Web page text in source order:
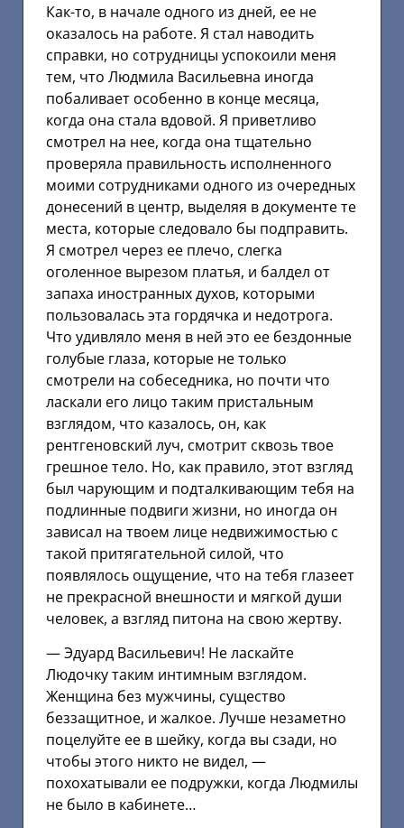
Как-то, в начале одного из дней, ее не
оказалось на работе. Я стал наводить
справки, но сотрудницы успокоили меня
тем, что Людмила Васильевна иногда
побаливает особенно в конце месяца,
когда она стала вдовой. Я приветливо
смотрел на нее, когда она тщательно
проверяла правильность исполненного
моими сотрудниками одного из очередных
донесений в центр, выделяя в документе те
места, которые следовало бы подправить.
Я смотрел через ее плечо, слегка
оголенное вырезом платья, и балдел от
запаха иностранных духов, которыми
пользовалась эта гордячка и недотрога.
Что удивляло меня в ней это ее бездонные
голубые глаза, которые не только
смотрели на собеседника, но почти что
ласкали его лицо таким пристальным
взглядом, что казалось, он, как
рентгеновский луч, смотрит сквозь твое
грешное тело. Но, как правило, этот взгляд
был чарующим и подталкивающим тебя на
подлинные подвиги жизни, но иногда он
зависал на твоем лице недвижимостью с
такой притягательной силой, что
появлялось ощущение, что на тебя глазеет
не прекрасной внешности и мягкой души
человек, а взгляд питона на свою жертву.
— Эдуард Васильевич! Не ласкайте
Людочку таким интимным взглядом.
Женщина без мужчины, существо
беззащитное, и жалкое. Лучше незаметно
поцелуйте ее в шейку, когда вы сзади, но
чтобы этого никто не видел, —
похохатывали ее подружки, когда Людмилы
не было в кабинете…